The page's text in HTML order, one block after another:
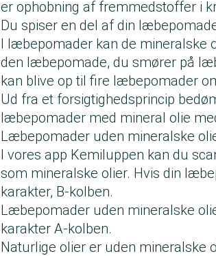
er ophobning af fremmedstoffer i
Du spiser en del af din
I læbepomader kan de mineralske
den læbepomade, du smører på
kan blive op til fire læbepomader
Ud fra et forsigtighedsprincip
læbepomader med mineral olie
Læbepomader uden mineralske
I vores app Kemiluppen kan du
som mineralske olier. Hvis din
karakter, B-kolben.
Læbepomader uden mineralske
karakter A-kolben.
Naturlige olier er uden mineralske